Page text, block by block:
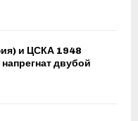
и ЦСКА 1948
двубой